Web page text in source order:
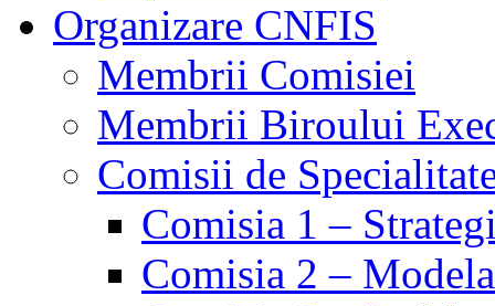
Organizare CNFIS
Membrii Comisiei
Membrii Biroului
Comisii de
Comisia 1 –
Comisia 2 –